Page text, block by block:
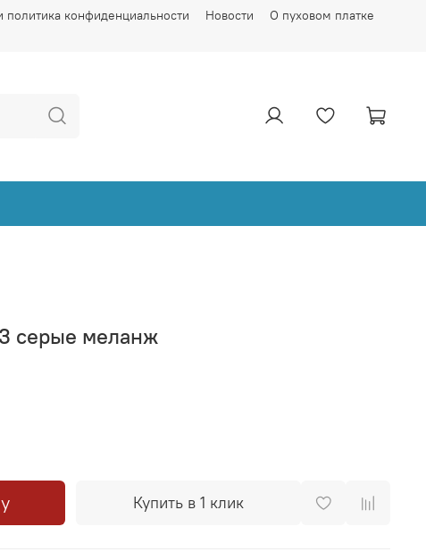
политика конфиденциальности Новости О пуховом платке
серые меланж
Купить в 1 клик